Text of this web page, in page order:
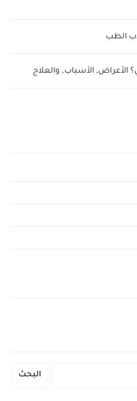
الطب
الأعراض, الأسباب, والعلاج